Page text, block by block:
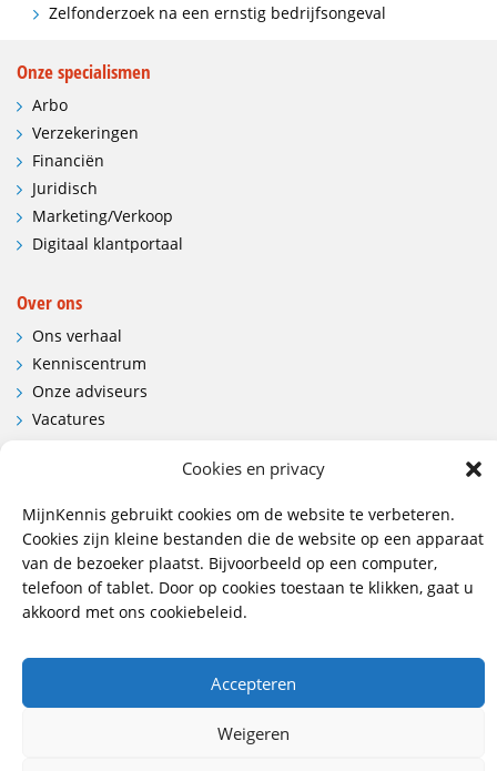
Cookies en privacy
MijnKennis gebruikt cookies om de website te verbeteren.
Cookies zijn kleine bestanden die de website op een apparaat
van de bezoeker plaatst. Bijvoorbeeld op een computer,
telefoon of tablet. Door op cookies toestaan te klikken, gaat u
akkoord met ons cookiebeleid.
Accepteren
Weigeren
Zelfonderzoek na een ernstig bedrijfsongeval
Onze specialismen
Arbo
Verzekeringen
Financiën
Juridisch
Marketing/Verkoop
Digitaal klantportaal
Over ons
Ons verhaal
Kenniscentrum
Onze adviseurs
Vacatures
Contact
Wij hebben vestigingen in:
Doetinchem, Lent
085 - 485 4111